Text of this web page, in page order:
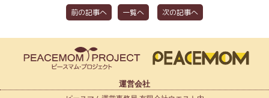
前の記事へ 一覧へ 次の記事へ
運営会社